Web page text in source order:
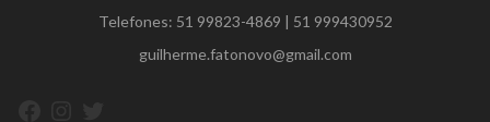
Telefones: 51 99823-4869 | 51 999430952
guilherme.fatonovo@gmail.com